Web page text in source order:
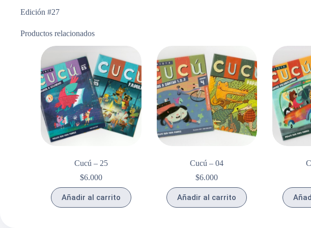
Edición #27
Productos relacionados
Cucú – 25
$6.000
Añadir al carrito
Cucú – 04
$6.000
Añadir al carrito